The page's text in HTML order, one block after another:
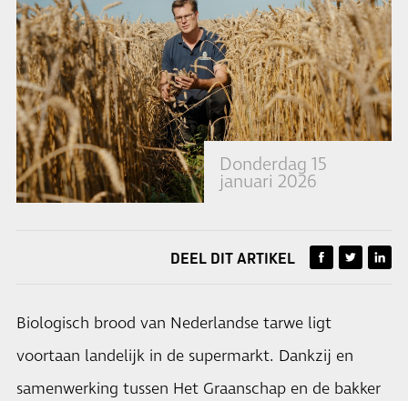
Donderdag 15
januari 2026
DEEL DIT ARTIKEL
Biologisch brood van Nederlandse tarwe ligt
voortaan landelijk in de supermarkt. Dankzij en
samenwerking tussen Het Graanschap en de bakker